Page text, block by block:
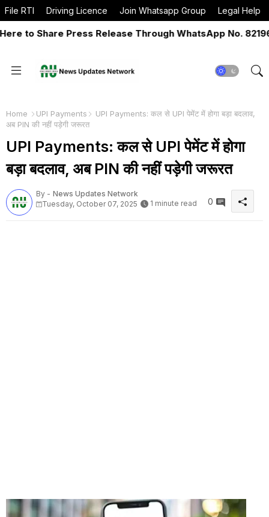
File RTI Driving Licence Join Whatsapp Group Legal Help
Share Press Release Through WhatsApp No. 82196-
Home UPI Payments
UPI Payments: कल से UPI पेमेंट में होगा बड़ा बदलाव,
अब PIN की नहीं पड़ेगी जरूरत
UPI Payments: कल से UPI पेमेंट में होगा
बड़ा बदलाव, अब PIN की नहीं पड़ेगी जरूरत
By - News Updates Network
Tuesday, October 07, 2025
1 minute read 0